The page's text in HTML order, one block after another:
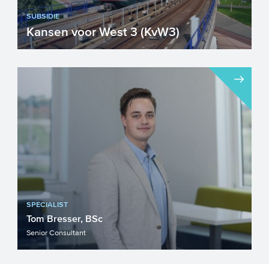
SUBSIDIE
Kansen voor West 3 (KvW3)
bedrijven en publieke partners uit de
Randstad zich samen in om de re...
SPECIALIST
Tom Bresser, BSc
Senior Consultant